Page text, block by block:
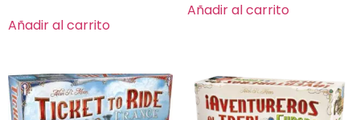
Añadir al carrito
Añadir al carrito